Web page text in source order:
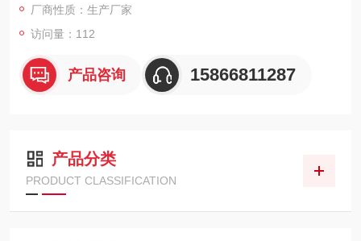
厂商性质：生产厂家
访问量：112
产品咨询 15866811287
产品分类
PRODUCT CLASSIFICATION